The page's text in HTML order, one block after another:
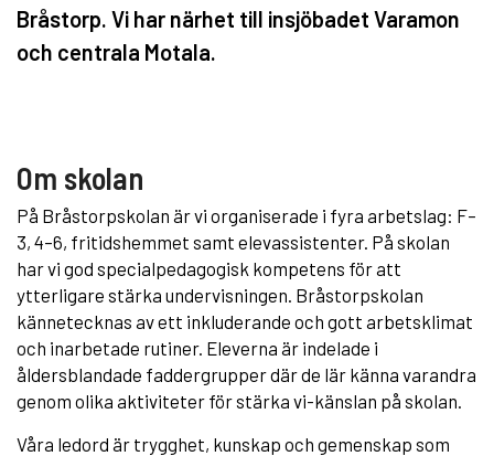
Bråstorp. Vi har närhet till insjöbadet Varamon
och centrala Motala.
Om skolan
På Bråstorpskolan är vi organiserade i fyra arbetslag: F–
3, 4–6, fritidshemmet samt elevassistenter. På skolan
har vi god specialpedagogisk kompetens för att
ytterligare stärka undervisningen. Bråstorpskolan
kännetecknas av ett inkluderande och gott arbetsklimat
och inarbetade rutiner. Eleverna är indelade i
åldersblandade faddergrupper där de lär känna varandra
genom olika aktiviteter för stärka vi-känslan på skolan.
Våra ledord är trygghet, kunskap och gemenskap som